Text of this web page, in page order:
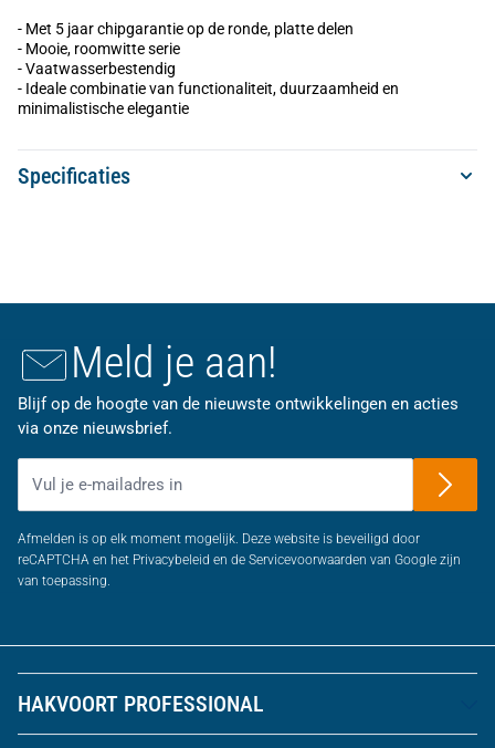
- Met 5 jaar chipgarantie op de ronde, platte delen
- Mooie, roomwitte serie
- Vaatwasserbestendig
- Ideale combinatie van functionaliteit, duurzaamheid en
minimalistische elegantie
Specificaties
Meld je aan!
Blijf op de hoogte van de nieuwste ontwikkelingen en acties
via onze nieuwsbrief.
Afmelden is op elk moment mogelijk. Deze website is beveiligd door
reCAPTCHA en het Privacybeleid en de Servicevoorwaarden van Google zijn
van toepassing.
HAKVOORT PROFESSIONAL